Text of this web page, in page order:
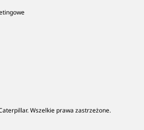
Wszelkie prawa zastrzeżone.